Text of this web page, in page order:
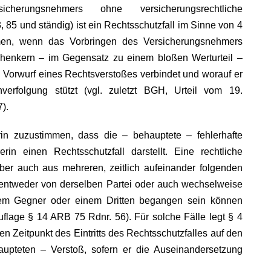
ohne versicherungsrechtliche
85 und ständig) ist ein Rechtsschutzfall im Sinne von 4
wenn das Vorbringen des Versicherungsnehmers
– im Gegensatz zu einem bloßen Werturteil –
eines Rechtsverstoßes verbindet und worauf er
stützt (vgl. zuletzt BGH, Urteil vom 19.
zuzustimmen, dass die – behauptete – fehlerhafte
einen Rechtsschutzfall darstellt. Eine rechtliche
auch aus mehreren, zeitlich aufeinander folgenden
von derselben Partei oder auch wechselweise
Gegner oder einem Dritten begangen sein können
§ 14 ARB 75 Rdnr. 56). Für solche Fälle legt § 4
Zeitpunkt des Eintritts des Rechtsschutzfalles auf den
– Verstoß, sofern er die Auseinandersetzung